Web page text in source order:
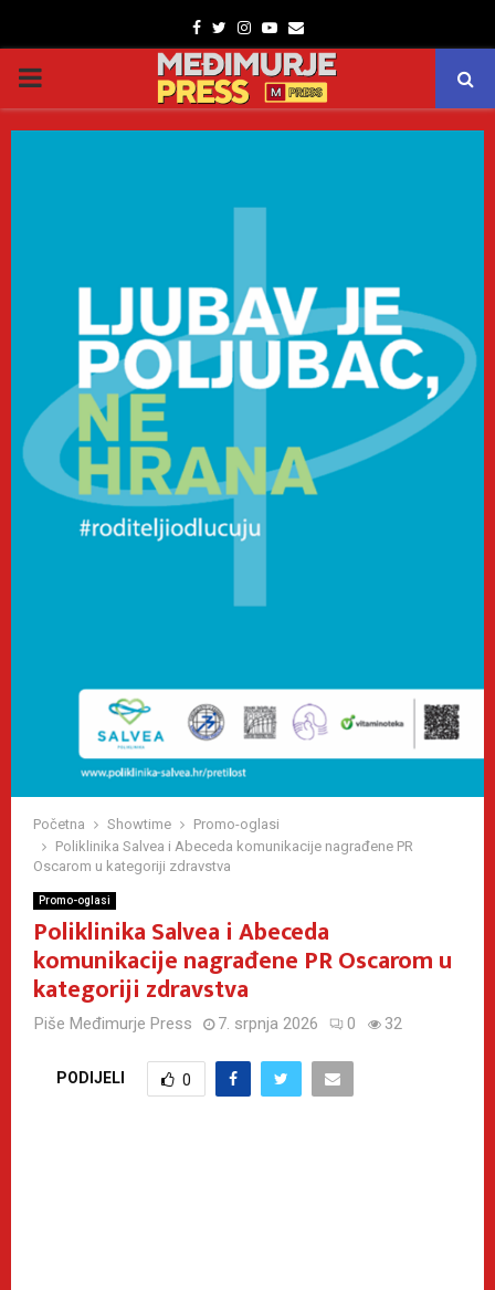
Facebook
TwitterInstagram
Youtube
Email
PRIMARY
MENU
Početna Showtime
Promo-oglasi
Poliklinika Salvea i Abeceda komunikacije nagrađene PR
Oscarom u kategoriji zdravstva
Promo-oglasi
Poliklinika Salvea i Abeceda
komunikacije nagrađene PR Oscarom u
kategoriji zdravstva
Piše Međimurje Press 7. srpnja 2026 0 32
PODIJELI 0